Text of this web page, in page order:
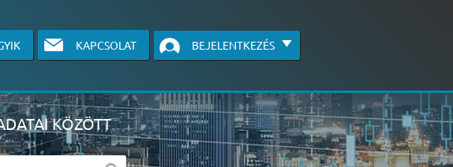
KAPCSOLAT BEJELENTKEZÉS
KÖZÖTT